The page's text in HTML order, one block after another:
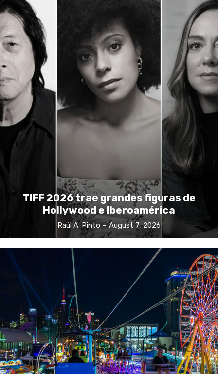
TIFF 2026 trae grandes figuras de
Hollywood e Iberoamérica
Raúl A. Pinto - August 7, 2026